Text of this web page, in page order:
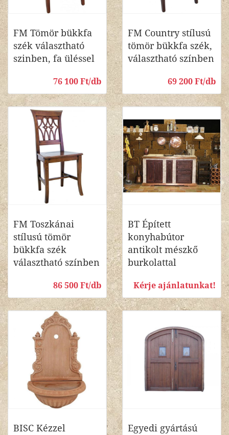
FM Tömör bükkfa
szék választható
szinben, fa üléssel
76 100 Ft/db
FM Country stílusú
tömör bükkfa szék,
választható színben
69 200 Ft/db
FM Toszkánai
stílusú tömör
bükkfa szék
választható színben
86 500 Ft/db
BT Épített
konyhabútor
antikolt mészkő
burkolattal
Kérje ajánlatunkat!
BISC Kézzel
Egyedi gyártású